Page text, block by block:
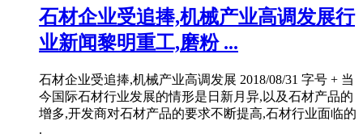
石材企业受追捧,机械产业高调发展行
业新闻黎明重工,磨粉 ...
石材企业受追捧,机械产业高调发展 2018/08/31 字号 + 当
今国际石材行业发展的情形是日新月异,以及石材产品的
增多,开发商对石材产品的要求不断提高,石材行业面临的
.